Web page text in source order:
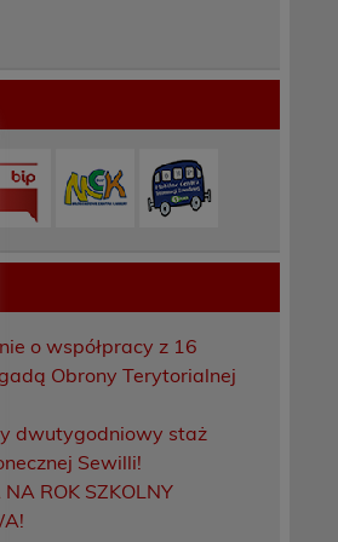
o współpracy z 16
Obrony Terytorialnej
dwutygodniowy staż
Sewilli!
NA ROK SZKOLNY